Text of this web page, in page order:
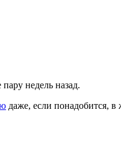
недель назад.
даже, если понадобится, в